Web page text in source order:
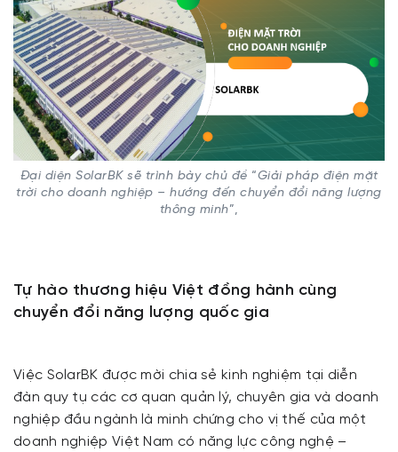
Đại diện SolarBK sẽ trình bày chủ đề “Giải pháp điện mặt
trời cho doanh nghiệp – hướng đến chuyển đổi năng lượng
thông minh”,
Tự hào thương hiệu Việt đồng hành cùng
chuyển đổi năng lượng quốc gia
Việc SolarBK được mời chia sẻ kinh nghiệm tại diễn
đàn quy tụ các cơ quan quản lý, chuyên gia và doanh
nghiệp đầu ngành là minh chứng cho vị thế của một
doanh nghiệp Việt Nam có năng lực công nghệ –